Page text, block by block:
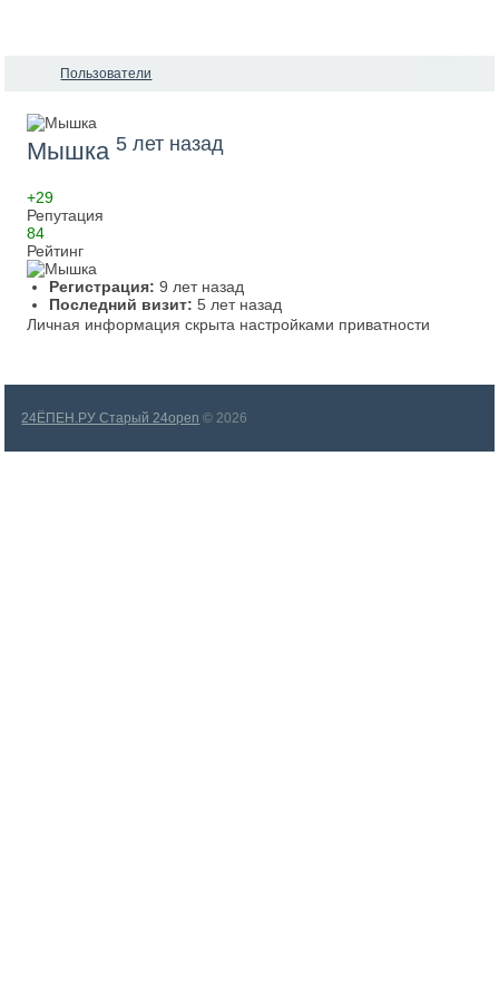
Пользователи
Мышка 5 лет назад
+29
Репутация
84
Рейтинг
Регистрация: 9 лет назад
Последний визит: 5 лет назад
Личная информация скрыта настройками приватности
24ЁПЕН.РУ Старый 24open © 2026